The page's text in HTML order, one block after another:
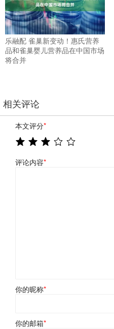
乐融配 雀巢新变动！惠氏营养
品和雀巢婴儿营养品在中国市场
将合并
相关评论
本文评分*
评论内容*
你的昵称*
你的邮箱*